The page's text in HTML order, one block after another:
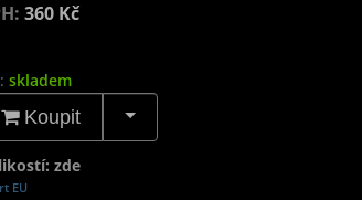
360 Kč
skladem
Koupit
zde
EU